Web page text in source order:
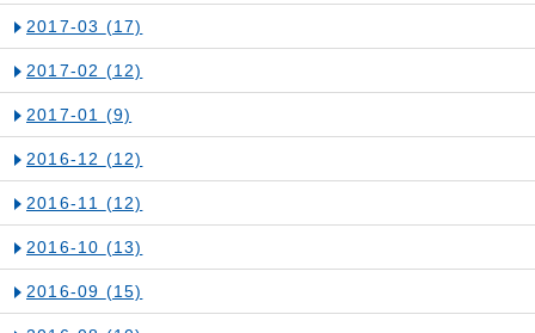
2017-03 (17)
2017-02 (12)
2017-01 (9)
2016-12 (12)
2016-11 (12)
2016-10 (13)
2016-09 (15)